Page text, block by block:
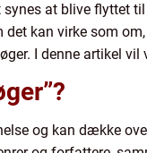
at blive flyttet
kan virke som
I denne artikel
og kan dække